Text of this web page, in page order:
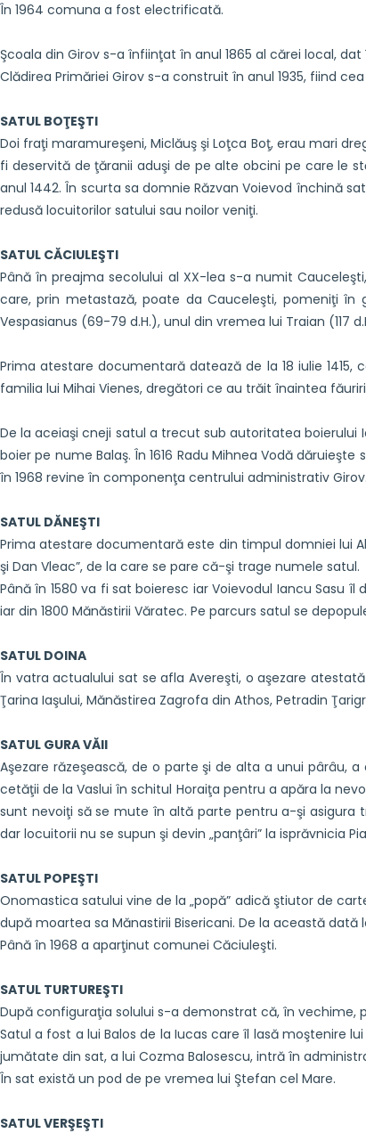
În 1964 comuna a fost electrificată.
Şcoala din Girov s-a înfiinţat în anul 1865 al cărei local,
Clădirea Primăriei Girov s-a construit în anul 1935, fiind
SATUL BOŢEŞTI
Doi fraţi maramureşeni, Miclăuş şi Loţca Boţ, erau mari
fi deservită de ţăranii aduşi de pe alte obcini pe care le
anul 1442. În scurta sa domnie Răzvan Voievod închină
redusă locuitorilor satului sau noilor veniţi.
SATUL CĂCIULEŞTI
Până în preajma secolului al XX-lea s-a numit
care, prin metastază, poate da Cauceleşti, pomeniţi
Vespasianus (69-79 d.H.), unul din vremea lui Traian (117
Prima atestare documentară datează de la 18 iulie
familia lui Mihai Vienes, dregători ce au trăit înaintea
De la aceiaşi cneji satul a trecut sub autoritatea
boier pe nume Balaş. În 1616 Radu Mihnea Vodă
în 1968 revine în componenţa centrului administrativ Girov.
SATUL DĂNEŞTI
Prima atestare documentară este din timpul domniei lui
şi Dan Vleac”, de la care se pare că-şi trage numele satul.
Până în 1580 va fi sat boieresc iar Voievodul Iancu Sasu
iar din 1800 Mănăstirii Văratec. Pe parcurs satul se
SATUL DOINA
În vatra actualului sat se afla Avereşti, o aşezare
Ţarina Iaşului, Mănăstirea Zagrofa din Athos, Petradin
SATUL GURA VĂII
Aşezare răzeşească, de o parte şi de alta a unui pârâu,
cetăţii de la Vaslui în schitul Horaiţa pentru a apăra la
sunt nevoiţi să se mute în altă parte pentru a-şi asigura
dar locuitorii nu se supun şi devin „panţâri” la isprăvnicia
SATUL POPEŞTI
Onomastica satului vine de la „popă” adică ştiutor de
după moartea sa Mănastirii Bisericani. De la această
Până în 1968 a aparţinut comunei Căciuleşti.
SATUL TURTUREŞTI
După configuraţia solului s-a demonstrat că, în
Satul a fost a lui Balos de la Iucas care îl lasă moştenire
jumătate din sat, a lui Cozma Balosescu, intră în
În sat există un pod de pe vremea lui Ştefan cel Mare.
SATUL VERŞEŞTI